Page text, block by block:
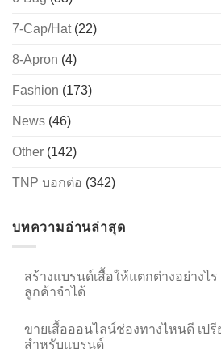
7-Cap/Hat(22)
8-Apron (4)
Fashion (173)
News (46)
Other (142)
TNP บอกต่อ (342)
บทความอ่านล่าสุด
สร้างแบรนด์เสื้อให้แตกต่างอย่างไ
ลูกค้าจำได้
ขายเสื้อออนไลน์ช่องทางไหนดี เป
สำหรับแบรนด์